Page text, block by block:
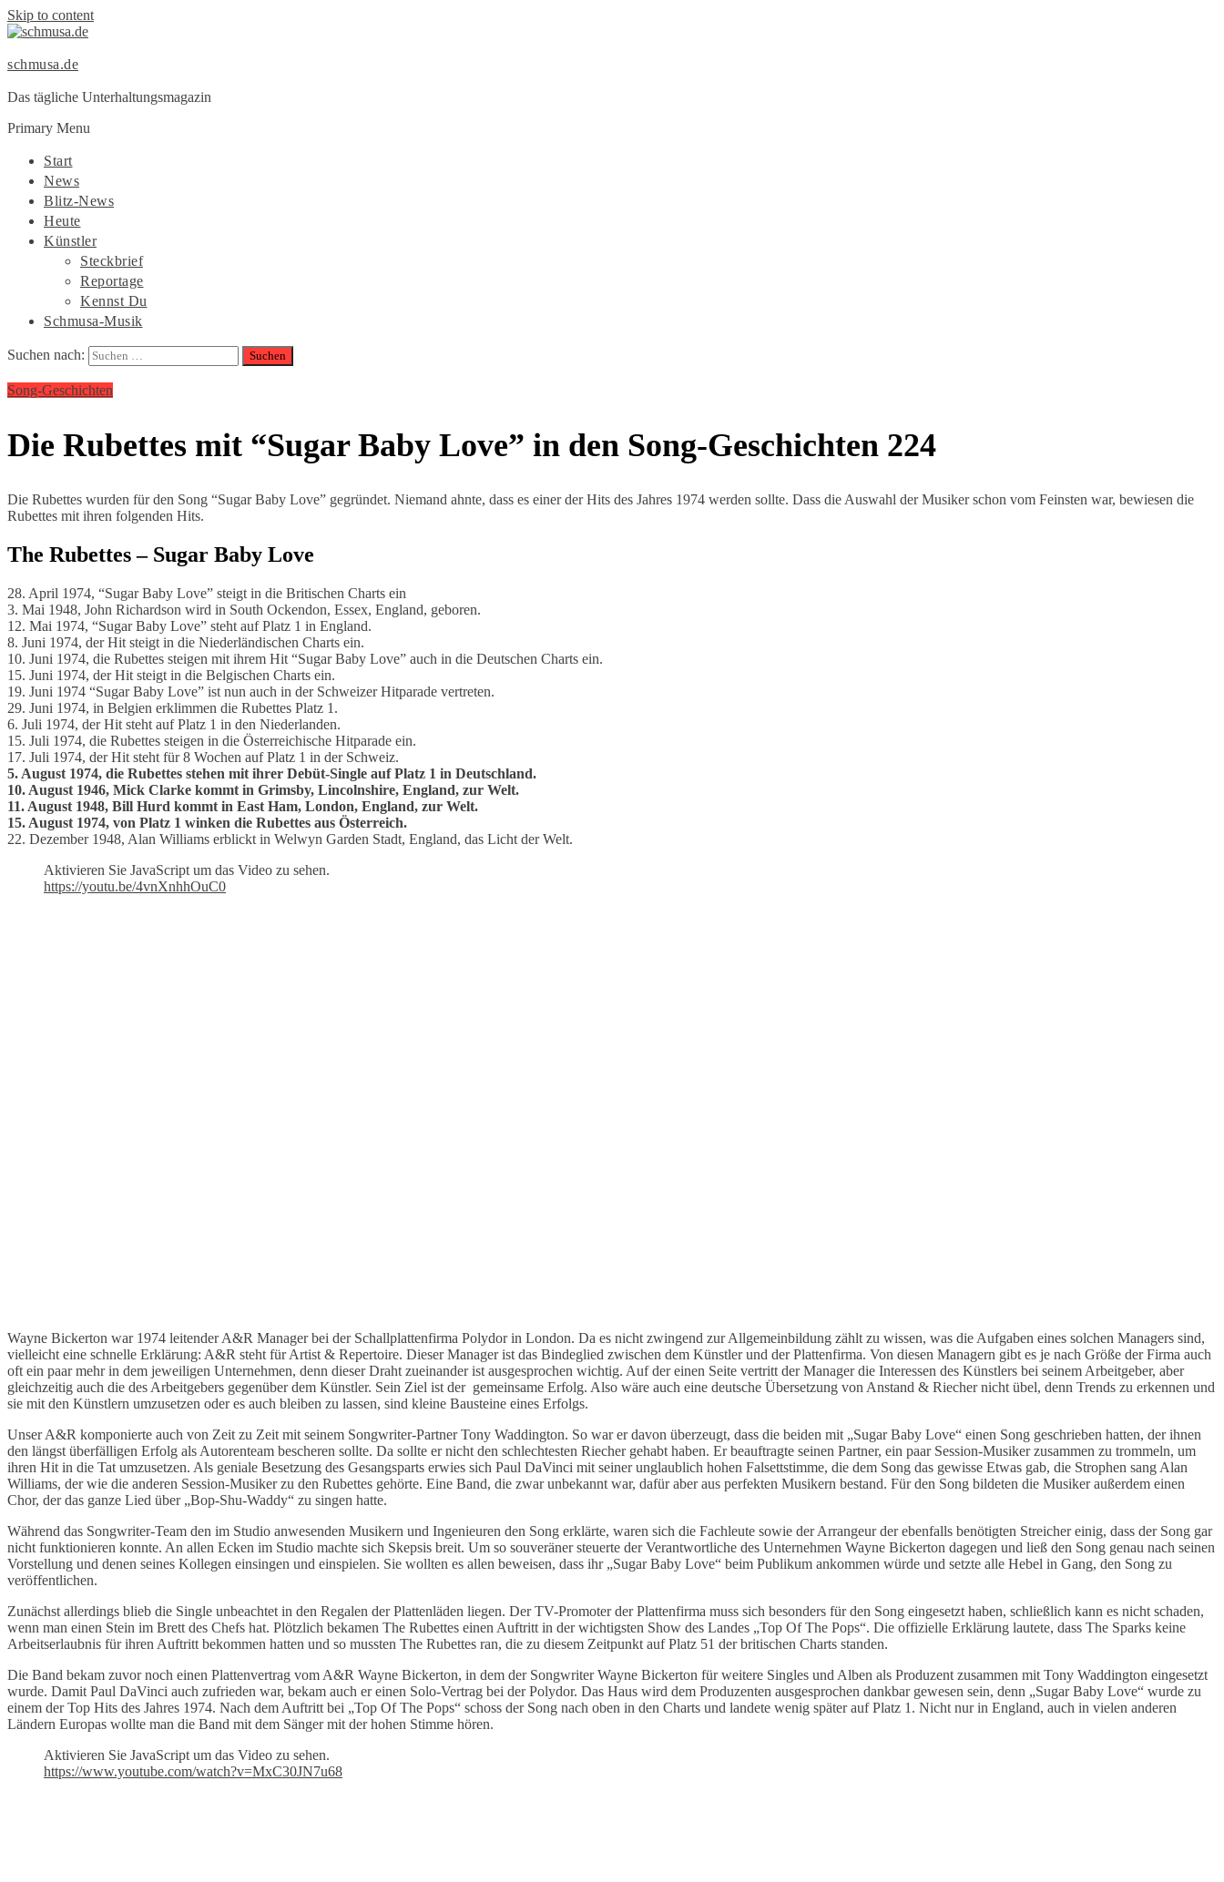
Skip to content
schmusa.de
Das tägliche Unterhaltungsmagazin
Primary Menu
Start
News
Blitz-News
Heute
Künstler
Steckbrief
Reportage
Kennst Du
Schmusa-Musik
Suchen nach:
Song-Geschichten
Die Rubettes mit “Sugar Baby Love” in den Song-Geschichten 224
Die Rubettes wurden für den Song “Sugar Baby Love” gegründet. Niemand ahnte, dass es einer der Hits des Jahres 1974 werden sollte. Dass die Auswahl der Musiker schon vom Feinsten war, bewiesen die
Rubettes mit ihren folgenden Hits.
The Rubettes – Sugar Baby Love
28. April 1974, “Sugar Baby Love” steigt in die Britischen Charts ein
3. Mai 1948, John Richardson wird in South Ockendon, Essex, England, geboren.
12. Mai 1974, “Sugar Baby Love” steht auf Platz 1 in England.
8. Juni 1974, der Hit steigt in die Niederländischen Charts ein.
10. Juni 1974, die Rubettes steigen mit ihrem Hit “Sugar Baby Love” auch in die Deutschen Charts ein.
15. Juni 1974, der Hit steigt in die Belgischen Charts ein.
19. Juni 1974 “Sugar Baby Love” ist nun auch in der Schweizer Hitparade vertreten.
29. Juni 1974, in Belgien erklimmen die Rubettes Platz 1.
6. Juli 1974, der Hit steht auf Platz 1 in den Niederlanden.
15. Juli 1974, die Rubettes steigen in die Österreichische Hitparade ein.
17. Juli 1974, der Hit steht für 8 Wochen auf Platz 1 in der Schweiz.
5. August 1974, die Rubettes stehen mit ihrer Debüt-Single auf Platz 1 in Deutschland.
10. August 1946, Mick Clarke kommt in Grimsby, Lincolnshire, England, zur Welt.
11. August 1948, Bill Hurd kommt in East Ham, London, England, zur Welt.
15. August 1974, von Platz 1 winken die Rubettes aus Österreich.
22. Dezember 1948, Alan Williams erblickt in Welwyn Garden Stadt, England, das Licht der Welt.
Aktivieren Sie JavaScript um das Video zu sehen.
https://youtu.be/4vnXnhhOuC0
Wayne Bickerton war 1974 leitender A&R Manager bei der Schallplattenfirma Polydor in London. Da es nicht zwingend zur Allgemeinbildung zählt zu wissen, was die Aufgaben eines solchen Managers sind,
vielleicht eine schnelle Erklärung: A&R steht für Artist & Repertoire. Dieser Manager ist das Bindeglied zwischen dem Künstler und der Plattenfirma. Von diesen Managern gibt es je nach Größe der Firma auch
oft ein paar mehr in dem jeweiligen Unternehmen, denn dieser Draht zueinander ist ausgesprochen wichtig. Auf der einen Seite vertritt der Manager die Interessen des Künstlers bei seinem Arbeitgeber, aber
gleichzeitig auch die des Arbeitgebers gegenüber dem Künstler. Sein Ziel ist der gemeinsame Erfolg. Also wäre auch eine deutsche Übersetzung von Anstand & Riecher nicht übel, denn Trends zu erkennen und
sie mit den Künstlern umzusetzen oder es auch bleiben zu lassen, sind kleine Bausteine eines Erfolgs.
Unser A&R komponierte auch von Zeit zu Zeit mit seinem Songwriter-Partner Tony Waddington. So war er davon überzeugt, dass die beiden mit „Sugar Baby Love“ einen Song geschrieben hatten, der ihnen
den längst überfälligen Erfolg als Autorenteam bescheren sollte. Da sollte er nicht den schlechtesten Riecher gehabt haben. Er beauftragte seinen Partner, ein paar Session-Musiker zusammen zu trommeln, um
ihren Hit in die Tat umzusetzen. Als geniale Besetzung des Gesangsparts erwies sich Paul DaVinci mit seiner unglaublich hohen Falsettstimme, die dem Song das gewisse Etwas gab, die Strophen sang Alan
Williams, der wie die anderen Session-Musiker zu den Rubettes gehörte. Eine Band, die zwar unbekannt war, dafür aber aus perfekten Musikern bestand. Für den Song bildeten die Musiker außerdem einen
Chor, der das ganze Lied über „Bop-Shu-Waddy“ zu singen hatte.
Während das Songwriter-Team den im Studio anwesenden Musikern und Ingenieuren den Song erklärte, waren sich die Fachleute sowie der Arrangeur der ebenfalls benötigten Streicher einig, dass der Song gar
nicht funktionieren konnte. An allen Ecken im Studio machte sich Skepsis breit. Um so souveräner steuerte der Verantwortliche des Unternehmen Wayne Bickerton dagegen und ließ den Song genau nach seinen
Vorstellung und denen seines Kollegen einsingen und einspielen. Sie wollten es allen beweisen, dass ihr „Sugar Baby Love“ beim Publikum ankommen würde und setzte alle Hebel in Gang, den Song zu
veröffentlichen.
Zunächst allerdings blieb die Single unbeachtet in den Regalen der Plattenläden liegen. Der TV-Promoter der Plattenfirma muss sich besonders für den Song eingesetzt haben, schließlich kann es nicht schaden,
wenn man einen Stein im Brett des Chefs hat. Plötzlich bekamen The Rubettes einen Auftritt in der wichtigsten Show des Landes „Top Of The Pops“. Die offizielle Erklärung lautete, dass The Sparks keine
Arbeitserlaubnis für ihren Auftritt bekommen hatten und so mussten The Rubettes ran, die zu diesem Zeitpunkt auf Platz 51 der britischen Charts standen.
Die Band bekam zuvor noch einen Plattenvertrag vom A&R Wayne Bickerton, in dem der Songwriter Wayne Bickerton für weitere Singles und Alben als Produzent zusammen mit Tony Waddington eingesetzt
wurde. Damit Paul DaVinci auch zufrieden war, bekam auch er einen Solo-Vertrag bei der Polydor. Das Haus wird dem Produzenten ausgesprochen dankbar gewesen sein, denn „Sugar Baby Love“ wurde zu
einem der Top Hits des Jahres 1974. Nach dem Auftritt bei „Top Of The Pops“ schoss der Song nach oben in den Charts und landete wenig später auf Platz 1. Nicht nur in England, auch in vielen anderen
Ländern Europas wollte man die Band mit dem Sänger mit der hohen Stimme hören.
Aktivieren Sie JavaScript um das Video zu sehen.
https://www.youtube.com/watch?v=MxC30JN7u68